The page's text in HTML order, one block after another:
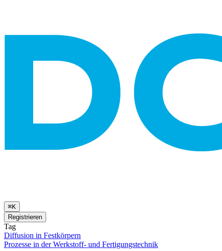
⌘K
Registrieren
Tag
Diffusion in Festkörpern
Prozesse in der Werkstoff- und Fertigungstechnik